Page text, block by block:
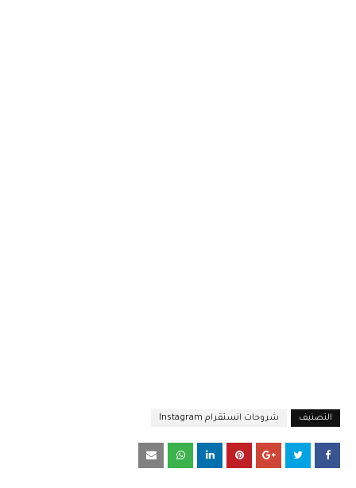
التصنيف شروحات انستقرام Instagram